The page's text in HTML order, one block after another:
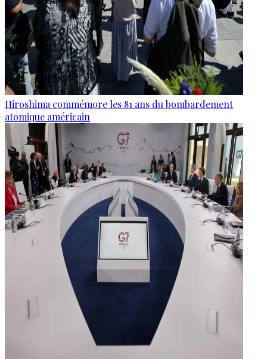
Hiroshima commémore les 81 ans du bombardement
atomique américain